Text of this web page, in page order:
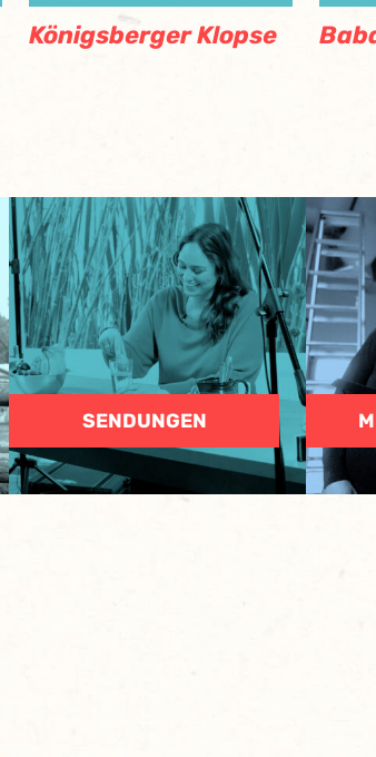
Königsberger Klopse
SENDUNGEN